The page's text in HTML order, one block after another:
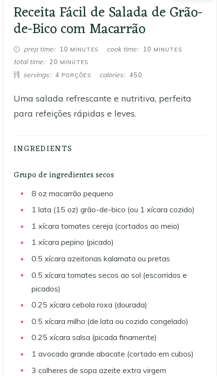
Receita Fácil de Salada de Grão-
de-Bico com Macarrão
prep time 10 MINUTES
MINUTES cook time 10 MINUTES
MINUTES
total time 20 MINUTES
MINUTES
servings 4 PORÇÕES calories 450
Uma salada refrescante e nutritiva, perfeita
para refeições rápidas e leves.
INGREDIENTS
Grupo de ingredientes secos
8 oz macarrão pequeno
1 lata (15 oz) grão-de-bico (ou 1 xícara cozido)
1 xícara tomates cereja (cortados ao meio)
1 xícara pepino (picado)
0.5 xícara azeitonas kalamata ou pretas
0.5 xícara tomates secos ao sol (escorridos e
picados)
0.25 xícara cebola roxa (dourada)
0.5 xícara milho (de lata ou cozido congelado)
0.25 xícara salsa (picada finamente)
1 avocado grande abacate (cortado em cubos)
3 colheres de sopa azeite extra virgem